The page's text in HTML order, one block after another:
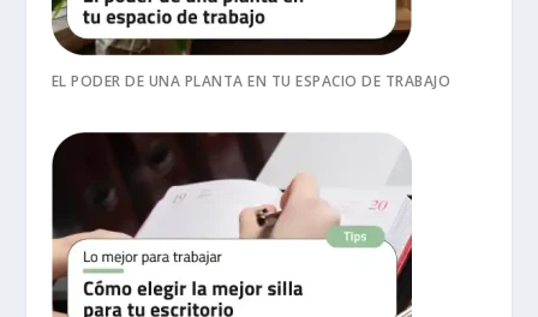
EL PODER DE UNA PLANTA EN TU ESPACIO DE TRABAJO